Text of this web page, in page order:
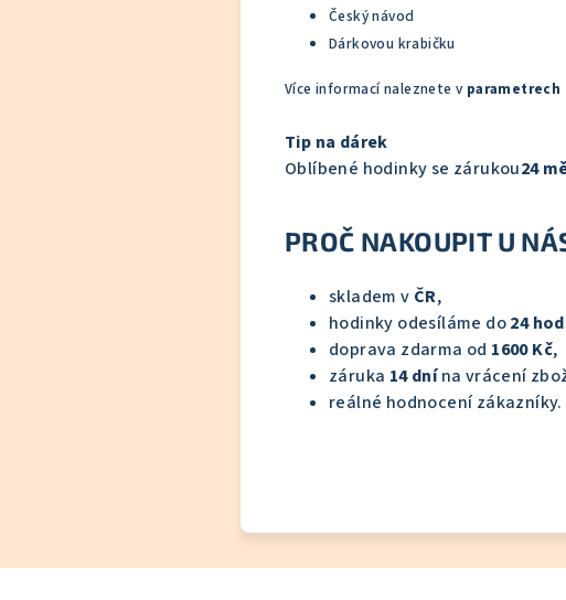
Český návod
Dárkovou krabičku
Více informací naleznete v
Tip na dárek
Oblíbené hodinky se zárukou24
PROČ NAKOUPIT U
skladem v ČR,
hodinky odesíláme do24
doprava zdarma od 1600 Kč,
záruka 14 dnína vrácení
reálné hodnocení zákazníky.